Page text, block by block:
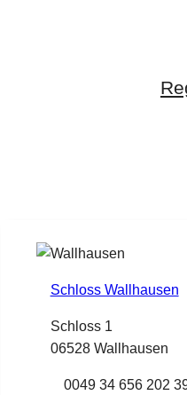
Schloss Wallhausen
Schloss 1
06528 Wallhausen
0049 34 656 202